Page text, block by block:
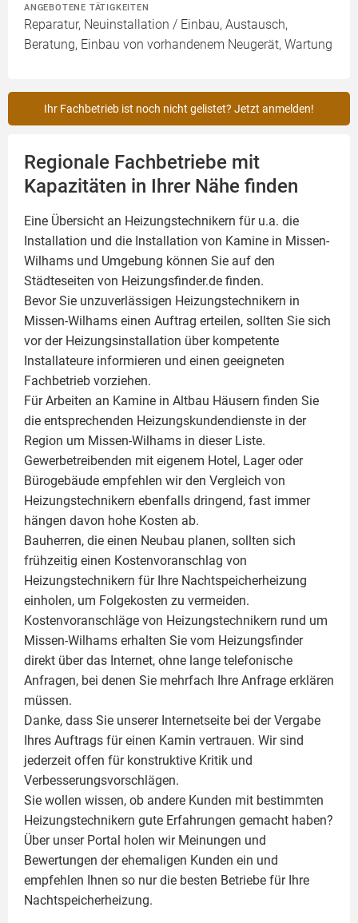
ANGEBOTENE TÄTIGKEITEN
Reparatur, Neuinstallation / Einbau, Austausch,
Beratung, Einbau von vorhandenem Neugerät, Wartung
Ihr Fachbetrieb ist noch nicht gelistet? Jetzt anmelden!
Regionale Fachbetriebe mit
Kapazitäten in Ihrer Nähe finden
Eine Übersicht an Heizungstechnikern für u.a. die
Installation und die Installation von Kamine in Missen-
Wilhams und Umgebung können Sie auf den
Städteseiten von Heizungsfinder.de finden.
Bevor Sie unzuverlässigen Heizungstechnikern in
Missen-Wilhams einen Auftrag erteilen, sollten Sie sich
vor der Heizungsinstallation über kompetente
Installateure informieren und einen geeigneten
Fachbetrieb vorziehen.
Für Arbeiten an Kamine in Altbau Häusern finden Sie
die entsprechenden Heizungskundendienste in der
Region um Missen-Wilhams in dieser Liste.
Gewerbetreibenden mit eigenem Hotel, Lager oder
Bürogebäude empfehlen wir den Vergleich von
Heizungstechnikern ebenfalls dringend, fast immer
hängen davon hohe Kosten ab.
Bauherren, die einen Neubau planen, sollten sich
frühzeitig einen Kostenvoranschlag von
Heizungstechnikern für Ihre Nachtspeicherheizung
einholen, um Folgekosten zu vermeiden.
Kostenvoranschläge von Heizungstechnikern rund um
Missen-Wilhams erhalten Sie vom Heizungsfinder
direkt über das Internet, ohne lange telefonische
Anfragen, bei denen Sie mehrfach Ihre Anfrage erklären
müssen.
Danke, dass Sie unserer Internetseite bei der Vergabe
Ihres Auftrags für einen Kamin vertrauen. Wir sind
jederzeit offen für konstruktive Kritik und
Verbesserungsvorschlägen.
Sie wollen wissen, ob andere Kunden mit bestimmten
Heizungstechnikern gute Erfahrungen gemacht haben?
Über unser Portal holen wir Meinungen und
Bewertungen der ehemaligen Kunden ein und
empfehlen Ihnen so nur die besten Betriebe für Ihre
Nachtspeicherheizung.